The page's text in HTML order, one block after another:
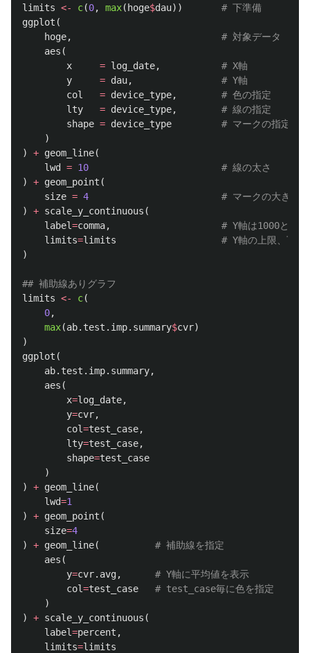
limits <- c(0, max( hoge$dau))
# 下準備
ggplot (
hoge,
# 対象データ
aes (
x
= log_date,
# X軸
y
= dau,
# Y軸
col
= device_type,
# 色の指定
lty
= device_type,
# 線の指定
shape = device_type
# マークの指定
)
)
+ geom_line(
lwd
= 10
# 線の太さ
)
+ geom_point (
size = 4
# マークの大きさ
)
+ scale_y_continuous (
label=comma,
# Y軸は1000と
limits=limits
# Y軸の上限、下限
)
## 補助線ありグラフ
limits <- c(
0,
max(ab.test.imp.summary$cvr)
)
ggplot (
ab.test.imp.summary,
aes (
x=log_date,
y=cvr,
col=test_case,
lty=test_case,
shape=test_case
)
)
+ geom_line(
lwd=1
)
+ geom_point (
size=4
)
+ geom_line(
# 補助線を指定
aes (
y=cvr.avg,
# Y軸に平均値を表示
col=test_case
# test_case毎に色を指定
)
)
+ scale_y_continuous (
label=percent ,
limits=limits